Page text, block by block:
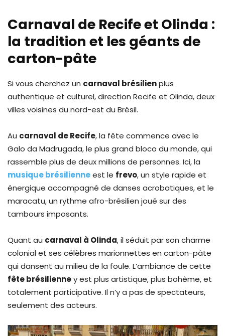
Carnaval de Recife et Olinda :
la tradition et les géants de
carton-pâte
Si vous cherchez un carnaval brésilienplus
authentique et culturel, direction Recife et Olinda, deux
villes voisines du nord-est du Brésil.
Au carnaval de Recife, la fête commence avec le
Galo da Madrugada, le plus grand bloco du monde, qui
rassemble plus de deux millions de personnes. Ici, la
musique brésilienneest le frevo, un style rapide et
énergique accompagné de danses acrobatiques, et le
maracatu, un rythme afro-brésilien joué sur des
tambours imposants.
Quant au carnaval à Olinda, il séduit par son charme
colonial et ses célèbres marionnettes en carton-pâte
qui dansent au milieu de la foule. L’ambiance de cette
fête brésilienney est plus artistique, plus bohème, et
totalement participative. Il n’y a pas de spectateurs,
seulement des acteurs.